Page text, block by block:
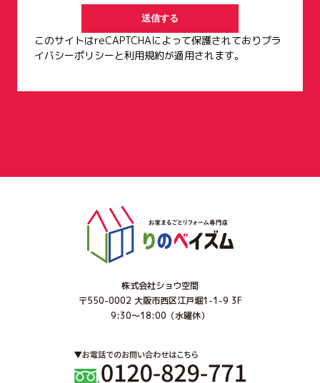
2.個人情報の利用目的
お客様から集めた個人情報は、次項記載の利用目的
の他、以下の目的で利用します。
【現場見学会・住宅展示場等契約前の営業段階で取
を行うため
・当社がお客様に提供するサービスにおいて利用す
・お客様に特別なサービスや新しい商品などの情報
・お客様にあったサービスを提供するため
・必要に応じてお客様に連絡を行うため
・会計監査上の確認作業を行うため
4.個人情報の安全対策
お客様の個人情報を安全に管理・運営するよう鋭意
このサイトはreCAPTCHAによって保護されておりプラ
イバシーポリシーと利用規約が適用されます。
株式会社ショウ空間
〒550-0002 大阪市西区江戸堀1-1-9 3F
9:30～18:00（水曜休）